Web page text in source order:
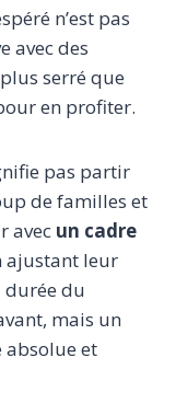
n’est pas
avec des
serré que
en profiter.
pas partir
de familles et
avec un cadre
ajustant leur
durée du
mais un
absolue et